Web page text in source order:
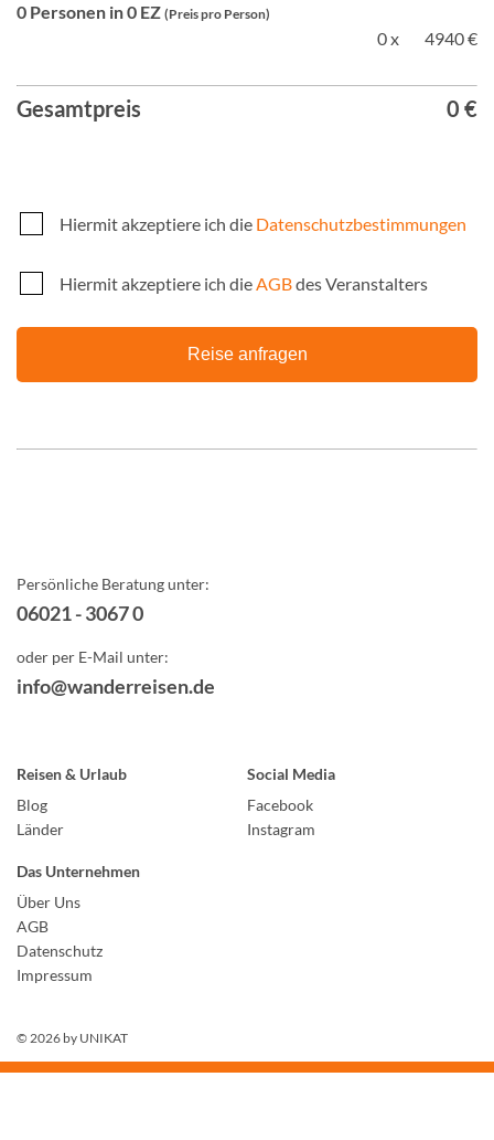
0 Personen in 0 EZ (Preis pro Person)
0 x 4940 €
Gesamtpreis 0 €
Hiermit akzeptiere ich die Datenschutzbestimmungen
Hiermit akzeptiere ich dieAGBdes Veranstalters
Reise anfragen
Persönliche Beratung unter:
06021 - 3067 0
oder per E-Mail unter:
info@wanderreisen.de
Reisen & Urlaub
Blog
Länder
Social Media
Facebook
Instagram
Das Unternehmen
Über Uns
AGB
Datenschutz
Impressum
© 2026 by UNIKAT